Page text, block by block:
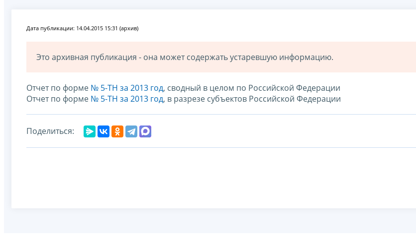
Дата публикации: 14.04.2015 15:31 (архив)
Это архивная публикация - она может содержать устаревшую информацию.
Отчет по форме № 5-ТН за 2013 год, сводный в целом по Российской Федерации
Отчет по форме № 5-ТН за 2013 год, в разрезе субъектов Российской Федерации
Поделиться: